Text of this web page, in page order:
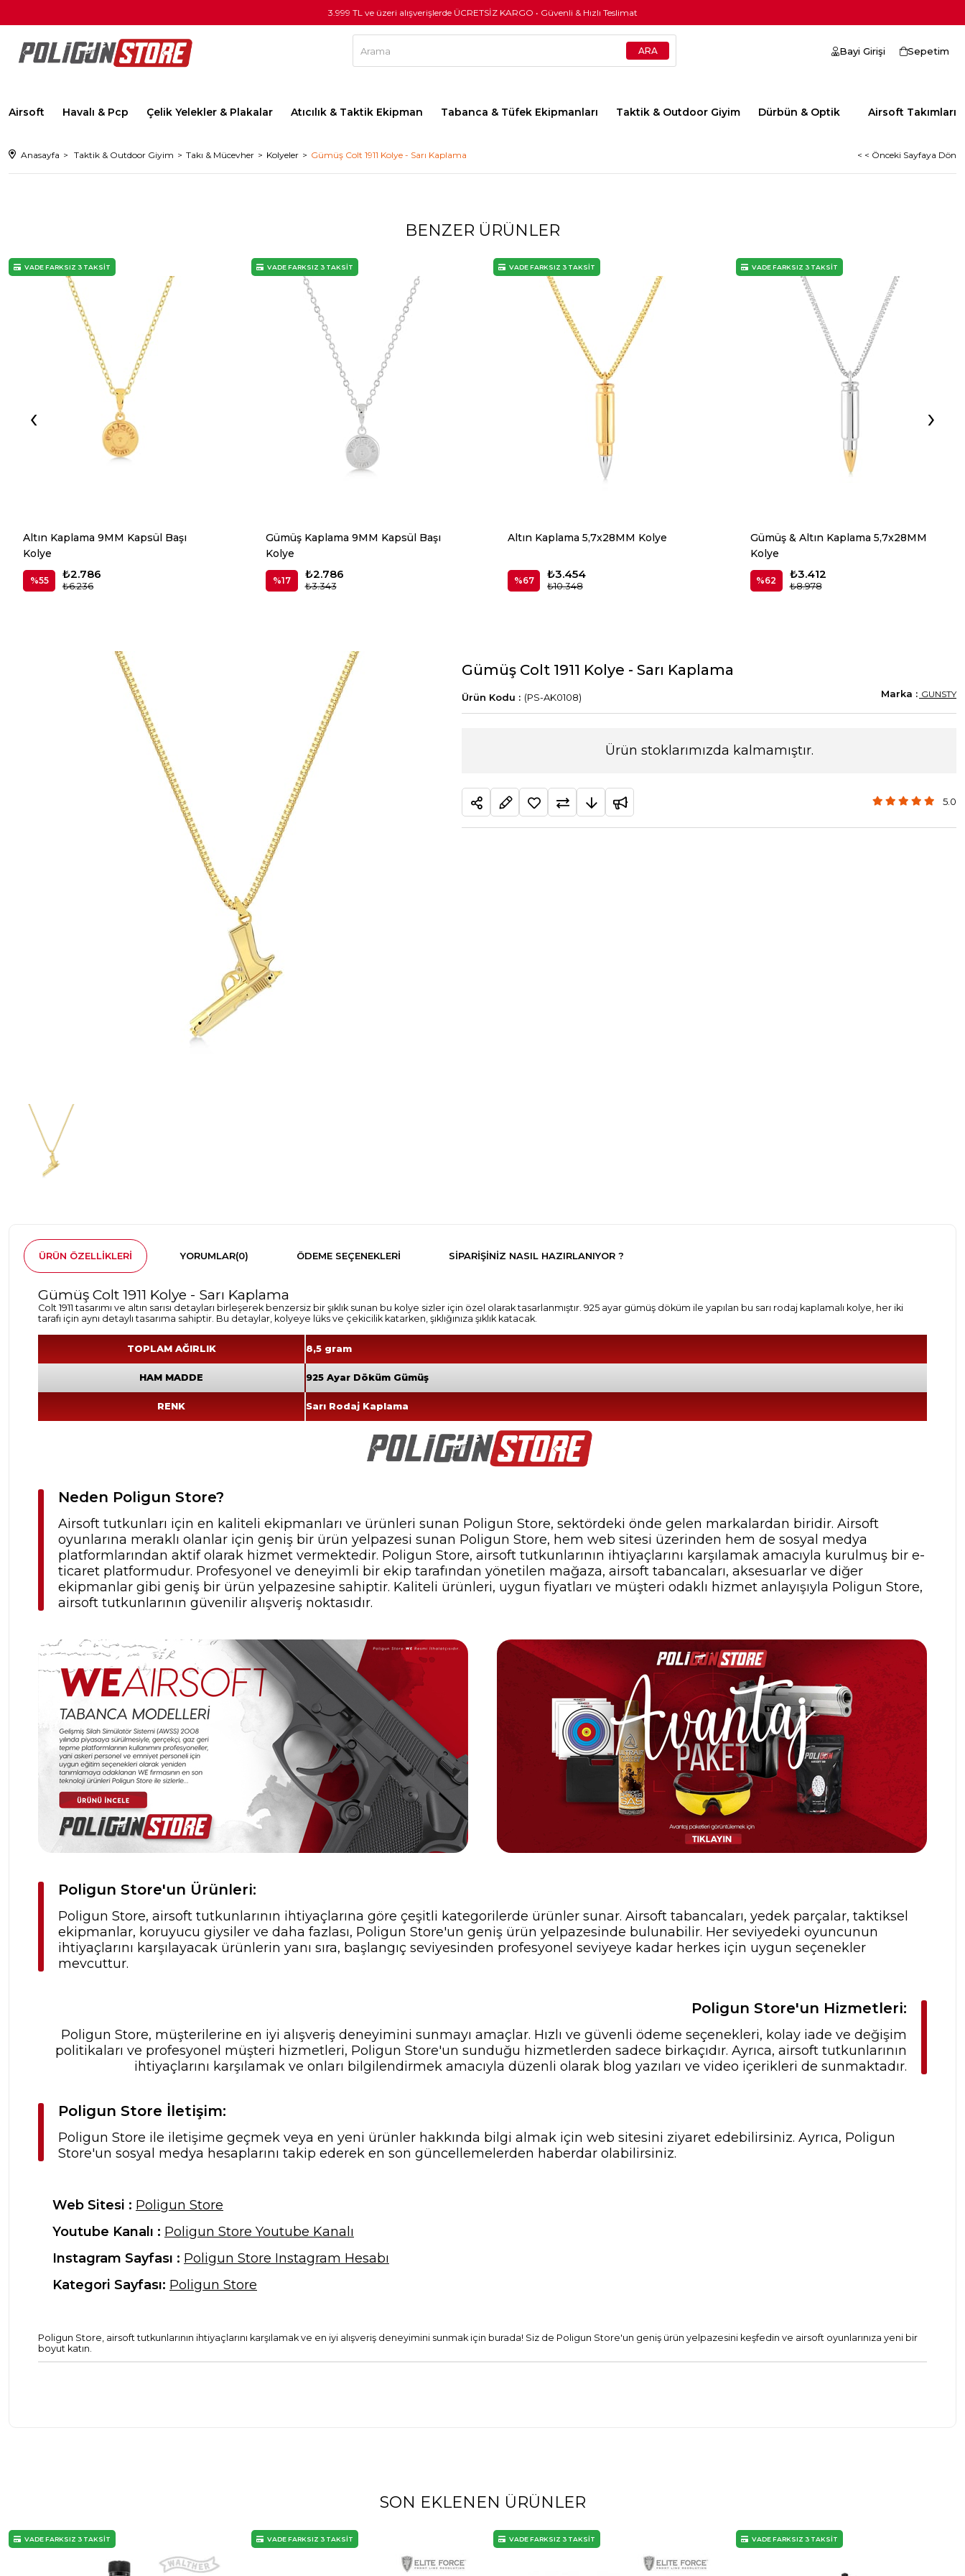
3.999 TL ve üzeri alışverişlerde ÜCRETSİZ KARGO • Güvenli & Hızlı Teslimat
Airsoft Havalı & Pcp Çelik Yelekler & Plakalar Atıcılık & Taktik Ekipman Tabanca & Tüfek Ekipmanları Taktik & Outdoor Giyim Dürbün & Optik Airsoft Takımları
Sepetim
Bayi Girişi
Anasayfa Taktik & Outdoor Giyim Takı & Mücevher Kolyeler Gümüş Colt 1911 Kolye - Sarı Kaplama < < Önceki Sayfaya Dön
BENZER ÜRÜNLER
Altın Kaplama 9MM Kapsül Başı
Kolye
%55 ₺2.786
₺6.236
VADE FARKSIZ 3 TAKSİT
Gümüş Kaplama 9MM Kapsül Başı
Kolye
%17 ₺2.786
₺3.343
VADE FARKSIZ 3 TAKSİT
Altın Kaplama 5,7x28MM Kolye
%67 ₺3.454
₺10.348
VADE FARKSIZ 3 TAKSİT
Gümüş & Altın Kaplama 5,7x28MM
Kolye
%62 ₺3.412
₺8.978
VADE FARKSIZ 3 TAKSİT
‹ ›
Gümüş Colt 1911 Kolye - Sarı Kaplama
(PS-AK0108) GUNSTY
Ürün stoklarımızda kalmamıştır.
5.0
ÜRÜN ÖZELLIKLERI YORUMLAR(0) ÖDEME SEÇENEKLERI SIPARIŞINIZ NASIL HAZIRLANIYOR ?
Gümüş Colt 1911 Kolye - Sarı Kaplama
Colt 1911 tasarımı ve altın sarısı detayları birleşerek benzersiz bir şıklık sunan bu kolye sizler için özel olarak tasarlanmıştır. 925 ayar gümüş döküm ile yapılan bu sarı rodaj kaplamalı kolye, her iki
tarafı için aynı detaylı tasarıma sahiptir. Bu detaylar, kolyeye lüks ve çekicilik katarken, şıklığınıza şıklık katacak.
TOPLAM AĞIRLIK 8,5 gram
HAM MADDE 925 Ayar Döküm Gümüş
RENK Sarı Rodaj Kaplama
Neden Poligun Store?
Airsoft tutkunları için en kaliteli ekipmanları ve ürünleri sunan Poligun Store, sektördeki önde gelen markalardan biridir. Airsoft
oyunlarına meraklı olanlar için geniş bir ürün yelpazesi sunan Poligun Store, hem web sitesi üzerinden hem de sosyal medya
platformlarından aktif olarak hizmet vermektedir. Poligun Store, airsoft tutkunlarının ihtiyaçlarını karşılamak amacıyla kurulmuş bir e-
ticaret platformudur. Profesyonel ve deneyimli bir ekip tarafından yönetilen mağaza, airsoft tabancaları, aksesuarlar ve diğer
ekipmanlar gibi geniş bir ürün yelpazesine sahiptir. Kaliteli ürünleri, uygun fiyatları ve müşteri odaklı hizmet anlayışıyla Poligun Store,
airsoft tutkunlarının güvenilir alışveriş noktasıdır.
Poligun Store'un Ürünleri:
Poligun Store, airsoft tutkunlarının ihtiyaçlarına göre çeşitli kategorilerde ürünler sunar. Airsoft tabancaları, yedek parçalar, taktiksel
ekipmanlar, koruyucu giysiler ve daha fazlası, Poligun Store'un geniş ürün yelpazesinde bulunabilir. Her seviyedeki oyuncunun
ihtiyaçlarını karşılayacak ürünlerin yanı sıra, başlangıç seviyesinden profesyonel seviyeye kadar herkes için uygun seçenekler
mevcuttur.
Poligun Store'un Hizmetleri:
Poligun Store, müşterilerine en iyi alışveriş deneyimini sunmayı amaçlar. Hızlı ve güvenli ödeme seçenekleri, kolay iade ve değişim
politikaları ve profesyonel müşteri hizmetleri, Poligun Store'un sunduğu hizmetlerden sadece birkaçıdır. Ayrıca, airsoft tutkunlarının
ihtiyaçlarını karşılamak ve onları bilgilendirmek amacıyla düzenli olarak blog yazıları ve video içerikleri de sunmaktadır.
Poligun Store İletişim:
Poligun Store ile iletişime geçmek veya en yeni ürünler hakkında bilgi almak için web sitesini ziyaret edebilirsiniz. Ayrıca, Poligun
Store'un sosyal medya hesaplarını takip ederek en son güncellemelerden haberdar olabilirsiniz.
Web Sitesi : Poligun Store
Youtube Kanalı : Poligun Store Youtube Kanalı
Instagram Sayfası : Poligun Store Instagram Hesabı
Kategori Sayfası: Poligun Store
Poligun Store, airsoft tutkunlarının ihtiyaçlarını karşılamak ve en iyi alışveriş deneyimini sunmak için burada! Siz de Poligun Store'un geniş ürün yelpazesini keşfedin ve airsoft oyunlarınıza yeni bir
boyut katın.
SON EKLENEN ÜRÜNLER
VADE FARKSIZ 3 TAKSİT VADE FARKSIZ 3 TAKSİT VADE FARKSIZ 3 TAKSİT VADE FARKSIZ 3 TAKSİT